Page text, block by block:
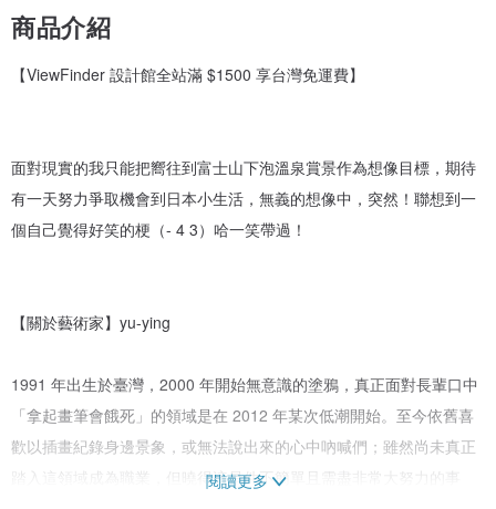
商品介紹
【ViewFinder 設計館全站滿 $1500 享台灣免運費】
面對現實的我只能把嚮往到富士山下泡溫泉賞景作為想像目標，期待
有一天努力爭取機會到日本小生活，無義的想像中，突然！聯想到一
個自己覺得好笑的梗（- 4 3）哈一笑帶過！
【關於藝術家】yu-ying
1991 年出生於臺灣，2000 年開始無意識的塗鴉，真正面對長輩口中
「拿起畫筆會餓死」的領域是在 2012 年某次低潮開始。至今依舊喜
歡以插畫紀錄身邊景象，或無法說出來的心中吶喊們；雖然尚未真正
踏入這領域成為職業，但曉得這是件不簡單且需盡非常大努力的事
閱讀更多